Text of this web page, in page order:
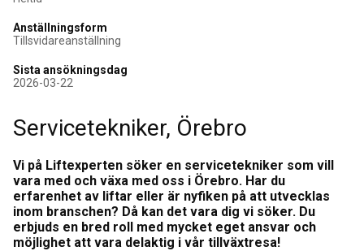
Anställningsform
Tillsvidareanställning
Sista ansökningsdag
2026-03-22
Servicetekniker, Örebro
Vi på Liftexperten söker en servicetekniker som vill
vara med och växa med oss i Örebro. Har du
erfarenhet av liftar eller är nyfiken på att utvecklas
inom branschen? Då kan det vara dig vi söker. Du
erbjuds en bred roll med mycket eget ansvar och
möjlighet att vara delaktig i vår tillväxtresa!